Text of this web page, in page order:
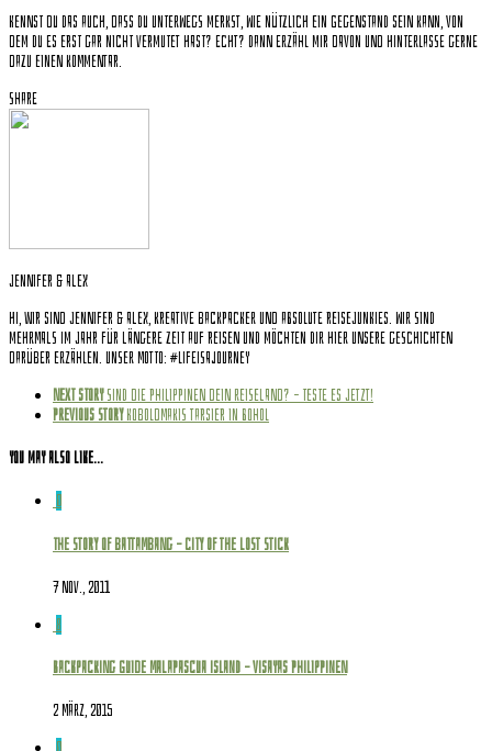
Kennst du das auch, dass du unterwegs merkst, wie nützlich ein Gegenstand sein kann, von
dem du es erst gar nicht vermutet hast? Echt? Dann erzähl mir davon und hinterlasse gerne
dazu einen Kommentar.
Share
Jennifer & Alex
Hi, wir sind Jennifer & Alex, kreative Backpacker und absolute Reisejunkies. Wir sind
mehrmals im Jahr für längere Zeit auf Reisen und möchten dir hier unsere Geschichten
darüber erzählen. Unser Motto: #Lifeisajourney
Next story Sind die Philippinen DEIN Reiseland? – Teste es jetzt!
Previous story Koboldmakis Tarsier in Bohol
You may also like...
0
The story of Battambang – city of the lost stick
7 Nov., 2011
8
Backpacking Guide Malapascua Island – Visayas Philippinen
2 März, 2015